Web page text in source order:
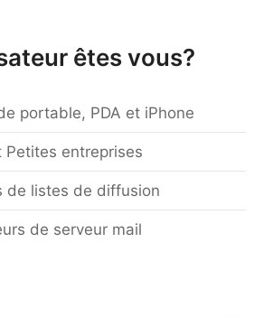
êtes vous?
portable, PDA et iPhone
Petites entreprises
de listes de diffusion
de serveur mail